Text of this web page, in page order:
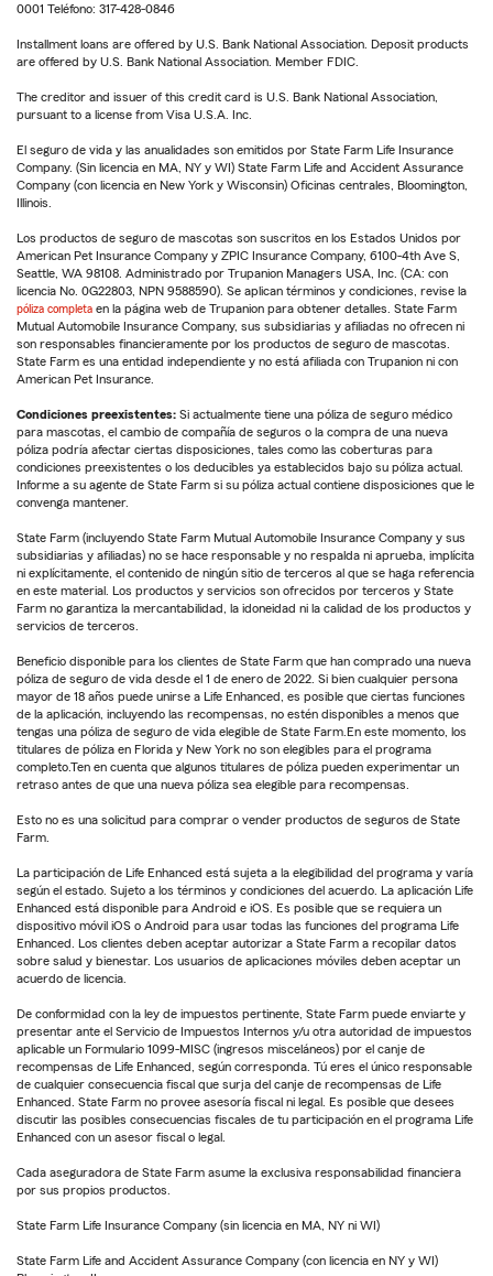
0001 Teléfono: 317-428-0846
Installment loans are offered by U.S. Bank National Association. Deposit products
are offered by U.S. Bank National Association. Member FDIC.
The creditor and issuer of this credit card is U.S. Bank National Association,
pursuant to a license from Visa U.S.A. Inc.
El seguro de vida y las anualidades son emitidos por State Farm Life Insurance
Company. (Sin licencia en MA, NY y WI) State Farm Life and Accident Assurance
Company (con licencia en New York y Wisconsin) Oficinas centrales, Bloomington,
Illinois.
Los productos de seguro de mascotas son suscritos en los Estados Unidos por
American Pet Insurance Company y ZPIC Insurance Company, 6100-4th Ave S,
Seattle, WA 98108. Administrado por Trupanion Managers USA, Inc. (CA: con
licencia No. 0G22803, NPN 9588590). Se aplican términos y condiciones, revise la
póliza completa en la página web de Trupanion para obtener detalles. State Farm
Mutual Automobile Insurance Company, sus subsidiarias y afiliadas no ofrecen ni
son responsables financieramente por los productos de seguro de mascotas.
State Farm es una entidad independiente y no está afiliada con Trupanion ni con
American Pet Insurance.
Condiciones preexistentes: Si actualmente tiene una póliza de seguro médico
para mascotas, el cambio de compañía de seguros o la compra de una nueva
póliza podría afectar ciertas disposiciones, tales como las coberturas para
condiciones preexistentes o los deducibles ya establecidos bajo su póliza actual.
Informe a su agente de State Farm si su póliza actual contiene disposiciones que le
convenga mantener.
State Farm (incluyendo State Farm Mutual Automobile Insurance Company y sus
subsidiarias y afiliadas) no se hace responsable y no respalda ni aprueba, implícita
ni explícitamente, el contenido de ningún sitio de terceros al que se haga referencia
en este material. Los productos y servicios son ofrecidos por terceros y State
Farm no garantiza la mercantabilidad, la idoneidad ni la calidad de los productos y
servicios de terceros.
Beneficio disponible para los clientes de State Farm que han comprado una nueva
póliza de seguro de vida desde el 1 de enero de 2022. Si bien cualquier persona
mayor de 18 años puede unirse a Life Enhanced, es posible que ciertas funciones
de la aplicación, incluyendo las recompensas, no estén disponibles a menos que
tengas una póliza de seguro de vida elegible de State Farm.En este momento, los
titulares de póliza en Florida y New York no son elegibles para el programa
completo.Ten en cuenta que algunos titulares de póliza pueden experimentar un
retraso antes de que una nueva póliza sea elegible para recompensas.
Esto no es una solicitud para comprar o vender productos de seguros de State
Farm.
La participación de Life Enhanced está sujeta a la elegibilidad del programa y varía
según el estado. Sujeto a los términos y condiciones del acuerdo. La aplicación Life
Enhanced está disponible para Android e iOS. Es posible que se requiera un
dispositivo móvil iOS o Android para usar todas las funciones del programa Life
Enhanced. Los clientes deben aceptar autorizar a State Farm a recopilar datos
sobre salud y bienestar. Los usuarios de aplicaciones móviles deben aceptar un
acuerdo de licencia.
De conformidad con la ley de impuestos pertinente, State Farm puede enviarte y
presentar ante el Servicio de Impuestos Internos y/u otra autoridad de impuestos
aplicable un Formulario 1099-MISC (ingresos misceláneos) por el canje de
recompensas de Life Enhanced, según corresponda. Tú eres el único responsable
de cualquier consecuencia fiscal que surja del canje de recompensas de Life
Enhanced. State Farm no provee asesoría fiscal ni legal. Es posible que desees
discutir las posibles consecuencias fiscales de tu participación en el programa Life
Enhanced con un asesor fiscal o legal.
Cada aseguradora de State Farm asume la exclusiva responsabilidad financiera
por sus propios productos.
State Farm Life Insurance Company (sin licencia en MA, NY ni WI)
State Farm Life and Accident Assurance Company (con licencia en NY y WI)